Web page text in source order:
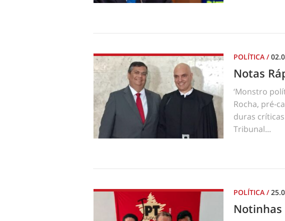
POLÍTICA /
Notas
‘Monstro
Rocha, pré-
duras
Tribunal...
POLÍTICA /
Notinhas